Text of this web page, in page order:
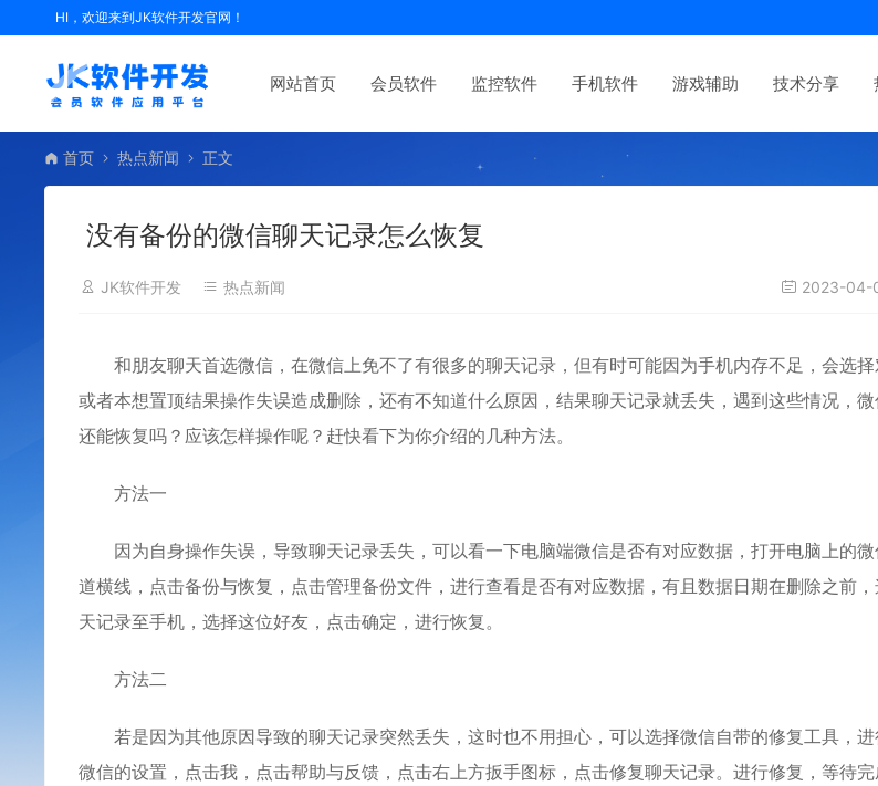
HI，欢迎来到JK软件开发官网！
网站首页 会员软件 监控软件 手机软件 游戏辅助 技术分享
首页 热点新闻 正文
没有备份的微信聊天记录怎么恢复
JK软件开发 热点新闻 2023-04-
和朋友聊天首选微信，在微信上免不了有很多的聊天记录，但有时可能因为手机内存不足，会选择
或者本想置顶结果操作失误造成删除，还有不知道什么原因，结果聊天记录就丢失，遇到这些情况，
还能恢复吗 ？应该怎样操作呢？赶快看下为你介绍的几种方法。
方法一
因为自身操作失误，导致聊天记录丢失，可以看一下电脑端微信是否有对应数据，打开电脑上的微
道横线，点击备份与恢复，点击管理备份文件，进行查看是否有对应数据，有且数据日期在删除之前
天记录至手机，选择这位好友，点击确定，进行恢复。
方法二
若是因为其他原因导致的聊天记录突然丢失，这时也不用担心，可以选择微信自带的修复工具，进
微信的设置，点击我，点击帮助与反馈，点击右上方扳手图标，点击修复聊天记录。进行修复，等待